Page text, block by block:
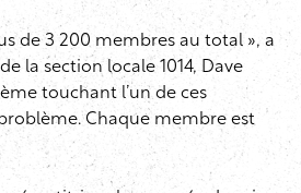
de 3 200 membres au total », a
la section locale 1014, Dave
touchant l’un de ces
Chaque membre est